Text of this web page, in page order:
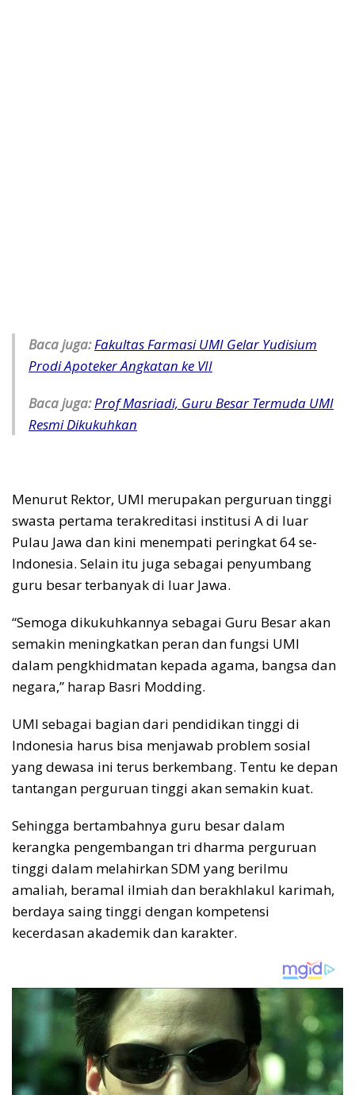
Baca juga:Fakultas Farmasi UMI Gelar Yudisium
Prodi Apoteker Angkatan ke VII
Baca juga:Prof Masriadi, Guru Besar Termuda UMI
Resmi Dikukuhkan
Menurut Rektor, UMI merupakan perguruan tinggi
swasta pertama terakreditasi institusi A di luar
Pulau Jawa dan kini menempati peringkat 64 se-
Indonesia. Selain itu juga sebagai penyumbang
guru besar terbanyak di luar Jawa.
“Semoga dikukuhkannya sebagai Guru Besar akan
semakin meningkatkan peran dan fungsi UMI
dalam pengkhidmatan kepada agama, bangsa dan
negara,” harap Basri Modding.
UMI sebagai bagian dari pendidikan tinggi di
Indonesia harus bisa menjawab problem sosial
yang dewasa ini terus berkembang. Tentu ke depan
tantangan perguruan tinggi akan semakin kuat.
Sehingga bertambahnya guru besar dalam
kerangka pengembangan tri dharma perguruan
tinggi dalam melahirkan SDM yang berilmu
amaliah, beramal ilmiah dan berakhlakul karimah,
berdaya saing tinggi dengan kompetensi
kecerdasan akademik dan karakter.